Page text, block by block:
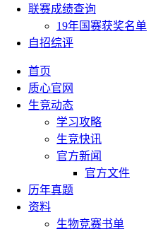
联赛成绩查询
19年国赛获奖名单
自招综评
首页
质心官网
生竞动态
学习攻略
生竞快讯
官方新闻
官方文件
历年真题
资料
生物竞赛书单